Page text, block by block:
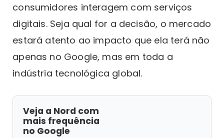
consumidores interagem com serviços
digitais. Seja qual for a decisão, o mercado
estará atento ao impacto que ela terá não
apenas no Google, mas em toda a
indústria tecnológica global.
Veja a Nord com
mais frequência
no Google